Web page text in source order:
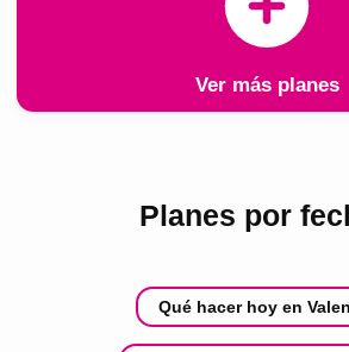
Ver más planes
Planes por
Qué hacer hoy en